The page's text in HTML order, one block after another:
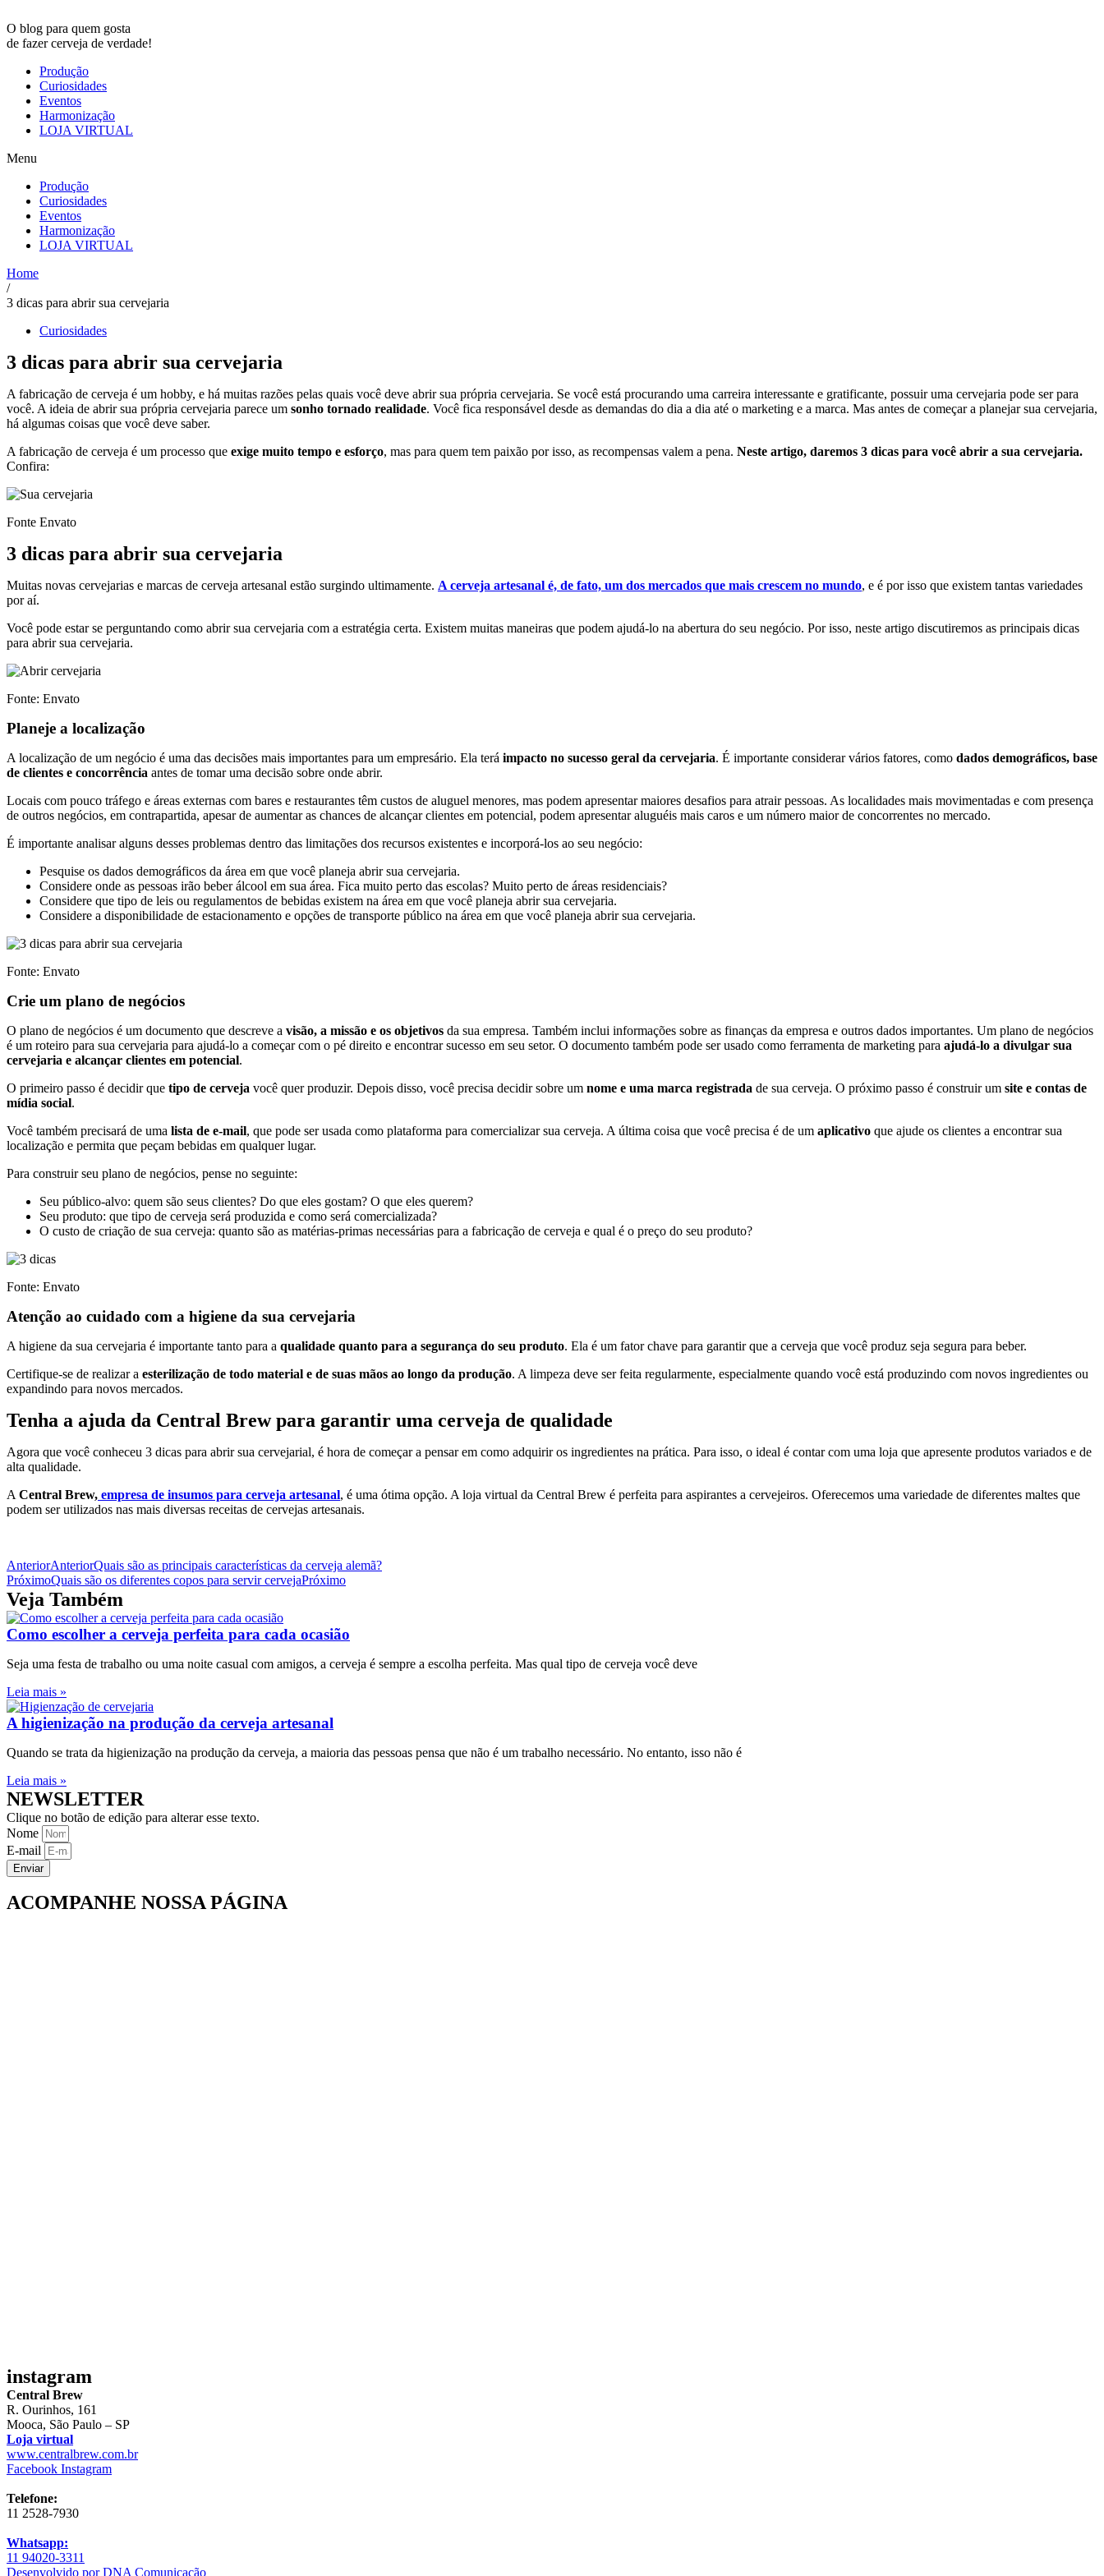
O blog para quem gosta
de fazer cerveja de verdade!
Produção
Curiosidades
Eventos
Harmonização
LOJA VIRTUAL
Menu
Produção
Curiosidades
Eventos
Harmonização
LOJA VIRTUAL
Home
/
3 dicas para abrir sua cervejaria
Curiosidades
3 dicas para abrir sua cervejaria
A fabricação de cerveja é um hobby, e há muitas razões pelas quais você deve abrir sua própria cervejaria. Se você está procurando uma carreira interessante e gratificante, possuir uma cervejaria pode ser para
você. A ideia de abrir sua própria cervejaria parece um sonho tornado realidade. Você fica responsável desde as demandas do dia a dia até o marketing e a marca. Mas antes de começar a planejar sua cervejaria,
há algumas coisas que você deve saber.
A fabricação de cerveja é um processo que exige muito tempo e esforço, mas para quem tem paixão por isso, as recompensas valem a pena. Neste artigo, daremos 3 dicas para você abrir a sua cervejaria.
Confira:
Fonte Envato
3 dicas para abrir sua cervejaria
Muitas novas cervejarias e marcas de cerveja artesanal estão surgindo ultimamente. A cerveja artesanal é, de fato, um dos mercados que mais crescem no mundo, e é por isso que existem tantas variedades
por aí.
Você pode estar se perguntando como abrir sua cervejaria com a estratégia certa. Existem muitas maneiras que podem ajudá-lo na abertura do seu negócio. Por isso, neste artigo discutiremos as principais dicas
para abrir sua cervejaria.
Fonte: Envato
Planeje a localização
A localização de um negócio é uma das decisões mais importantes para um empresário. Ela terá impacto no sucesso geral da cervejaria. É importante considerar vários fatores, como dados demográficos, base
de clientes e concorrência antes de tomar uma decisão sobre onde abrir.
Locais com pouco tráfego e áreas externas com bares e restaurantes têm custos de aluguel menores, mas podem apresentar maiores desafios para atrair pessoas. As localidades mais movimentadas e com presença
de outros negócios, em contrapartida, apesar de aumentar as chances de alcançar clientes em potencial, podem apresentar aluguéis mais caros e um número maior de concorrentes no mercado.
É importante analisar alguns desses problemas dentro das limitações dos recursos existentes e incorporá-los ao seu negócio:
Pesquise os dados demográficos da área em que você planeja abrir sua cervejaria.
Considere onde as pessoas irão beber álcool em sua área. Fica muito perto das escolas? Muito perto de áreas residenciais?
Considere que tipo de leis ou regulamentos de bebidas existem na área em que você planeja abrir sua cervejaria.
Considere a disponibilidade de estacionamento e opções de transporte público na área em que você planeja abrir sua cervejaria.
Fonte: Envato
Crie um plano de negócios
O plano de negócios é um documento que descreve a visão, a missão e os objetivos da sua empresa. Também inclui informações sobre as finanças da empresa e outros dados importantes. Um plano de negócios
é um roteiro para sua cervejaria para ajudá-lo a começar com o pé direito e encontrar sucesso em seu setor. O documento também pode ser usado como ferramenta de marketing para ajudá-lo a divulgar sua
cervejaria e alcançar clientes em potencial.
O primeiro passo é decidir que tipo de cerveja você quer produzir. Depois disso, você precisa decidir sobre um nome e uma marca registrada de sua cerveja. O próximo passo é construir um site e contas de
mídia social.
Você também precisará de uma lista de e-mail, que pode ser usada como plataforma para comercializar sua cerveja. A última coisa que você precisa é de um aplicativo que ajude os clientes a encontrar sua
localização e permita que peçam bebidas em qualquer lugar.
Para construir seu plano de negócios, pense no seguinte:
Seu público-alvo: quem são seus clientes? Do que eles gostam? O que eles querem?
Seu produto: que tipo de cerveja será produzida e como será comercializada?
O custo de criação de sua cerveja: quanto são as matérias-primas necessárias para a fabricação de cerveja e qual é o preço do seu produto?
Fonte: Envato
Atenção ao cuidado com a higiene da sua cervejaria
A higiene da sua cervejaria é importante tanto para a qualidade quanto para a segurança do seu produto. Ela é um fator chave para garantir que a cerveja que você produz seja segura para beber.
Certifique-se de realizar a esterilização de todo material e de suas mãos ao longo da produção. A limpeza deve ser feita regularmente, especialmente quando você está produzindo com novos ingredientes ou
expandindo para novos mercados.
Tenha a ajuda da Central Brew para garantir uma cerveja de qualidade
Agora que você conheceu 3 dicas para abrir sua cervejarial, é hora de começar a pensar em como adquirir os ingredientes na prática. Para isso, o ideal é contar com uma loja que apresente produtos variados e de
alta qualidade.
A Central Brew, empresa de insumos para cerveja artesanal, é uma ótima opção. A loja virtual da Central Brew é perfeita para aspirantes a cervejeiros. Oferecemos uma variedade de diferentes maltes que
podem ser utilizados nas mais diversas receitas de cervejas artesanais.
AnteriorAnteriorQuais são as principais características da cerveja alemã?
PróximoQuais são os diferentes copos para servir cervejaPróximo
Veja Também
Como escolher a cerveja perfeita para cada ocasião
Seja uma festa de trabalho ou uma noite casual com amigos, a cerveja é sempre a escolha perfeita. Mas qual tipo de cerveja você deve
Leia mais »
A higienização na produção da cerveja artesanal
Quando se trata da higienização na produção da cerveja, a maioria das pessoas pensa que não é um trabalho necessário. No entanto, isso não é
Leia mais »
NEWSLETTER
Clique no botão de edição para alterar esse texto.
Nome
E-mail
Enviar
ACOMPANHE NOSSA PÁGINA
instagram
Central Brew
R. Ourinhos, 161
Mooca, São Paulo – SP
Loja virtual
www.centralbrew.com.br
Facebook Instagram
Telefone:
11 2528-7930
Whatsapp:
11 94020-3311
Desenvolvido por DNA Comunicação